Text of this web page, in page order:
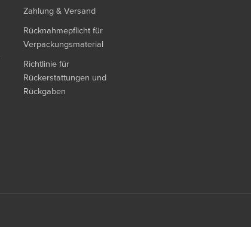
Zahlung & Versand
Rücknahmepflicht für
Verpackungsmaterial
Richtlinie für
Rückerstattungen und
Rückgaben